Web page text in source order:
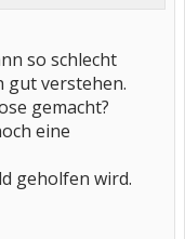
so schlecht
gut verstehen.
gemacht?
eine
geholfen wird.